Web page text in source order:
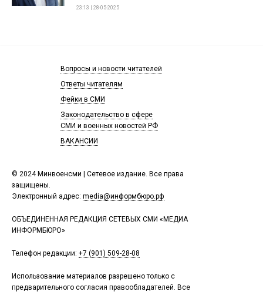
23:13 | 28-05-2025
© 2024 Минвоенсми | Сетевое издание. Все права
защищены.
Электронный адрес: media@информбюро.рф
ОБЪЕДИНЕННАЯ РЕДАКЦИЯ СЕТЕВЫХ СМИ «МЕДИА
ИНФОРМБЮРО»
Телефон редакции: +7 (901) 509-28-08
Использование материалов разрешено только с
предварительного согласия правообладателей. Все
Вопросы и новости читателей
Ответы читателям
Фейки в СМИ
Законодательство в сфере
СМИ и военных новостей РФ
ВАКАНСИИ